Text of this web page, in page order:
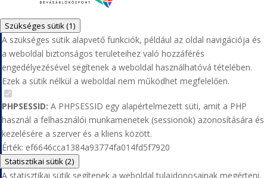
Szükséges sütik(1)
A szükséges sütik alapvető funkciók, például az oldal navigációja és
a weboldal biztonságos területeihez való hozzáférés
engedélyezésével segítenek a weboldal használhatóvá tételében.
Ezek a sütik nélkül a weboldal nem működhet megfelelően.
PHPSESSID: A PHPSESSID egy alapértelmezett süti, amit a PHP
használ a felhasználói munkamenetek (sessionök) azonosítására és
kezelésére a szerver és a kliens között.
Érték: ef6646cca1384a93774fa014fd5f7920
Statisztikai sütik(2)
A statisztikai sütik segítenek a weboldal tulajdonosainak megérteni,